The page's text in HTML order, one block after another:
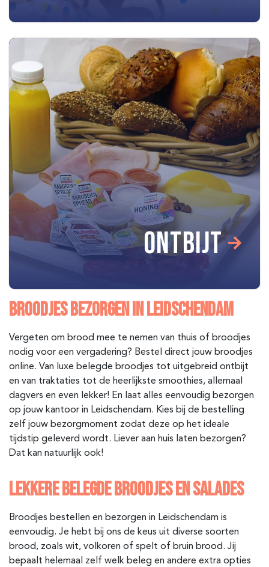
ONTBIJT
BROODJES BEZORGEN IN LEIDSCHENDAM
Vergeten om brood mee te nemen van thuis of broodjes
nodig voor een vergadering? Bestel direct jouw broodjes
online. Van luxe belegde broodjes tot uitgebreid ontbijt
en van traktaties tot de heerlijkste smoothies, allemaal
dagvers en even lekker! En laat alles eenvoudig bezorgen
op jouw kantoor in Leidschendam. Kies bij de bestelling
zelf jouw bezorgmoment zodat deze op het ideale
tijdstip geleverd wordt. Liever aan huis laten bezorgen?
Dat kan natuurlijk ook!
LEKKERE BELEGDE BROODJES EN SALADES
Broodjes bestellen en bezorgen in Leidschendam is
eenvoudig. Je hebt bij ons de keus uit diverse soorten
brood, zoals wit, volkoren of spelt of bruin brood. Jij
bepaalt helemaal zelf welk beleg en andere extra opties